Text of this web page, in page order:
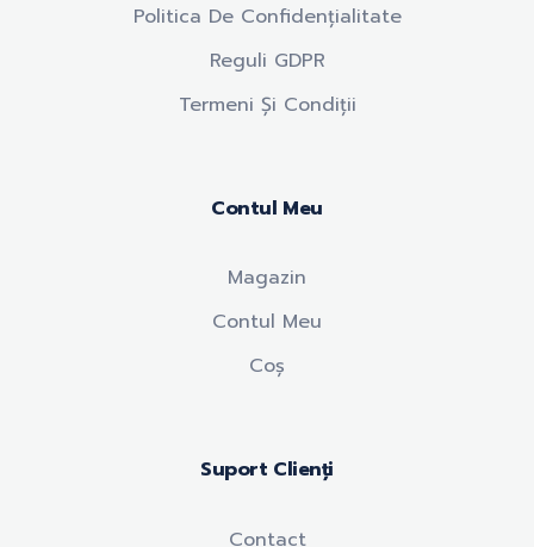
Politica De Confidențialitate
Reguli GDPR
Termeni Și Condiții
Contul Meu
Magazin
Contul Meu
Coș
Suport Clienți
Contact